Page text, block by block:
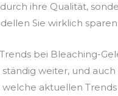
ihre Qualität,
Sie wirklich
bei Bleaching-
weiter, und
aktuellen